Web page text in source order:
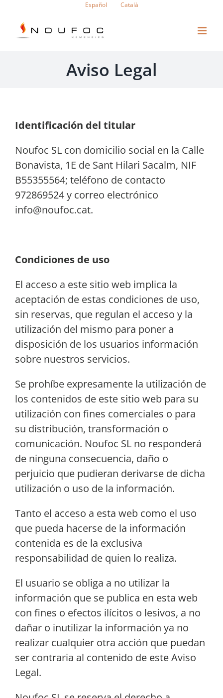
contenido
Español Català
Aviso Legal
Identificación del titular
Noufoc SL con domicilio social en la Calle
Bonavista, 1E de Sant Hilari Sacalm, NIF
B55355564; teléfono de contacto
972869524 y correo electrónico
info@noufoc.cat.
Condiciones de uso
El acceso a este sitio web implica la
aceptación de estas condiciones de uso,
sin reservas, que regulan el acceso y la
utilización del mismo para poner a
disposición de los usuarios información
sobre nuestros servicios.
Se prohíbe expresamente la utilización de
los contenidos de este sitio web para su
utilización con fines comerciales o para
su distribución, transformación o
comunicación. Noufoc SL no responderá
de ninguna consecuencia, daño o
perjuicio que pudieran derivarse de dicha
utilización o uso de la información.
Tanto el acceso a esta web como el uso
que pueda hacerse de la información
contenida es de la exclusiva
responsabilidad de quien lo realiza.
El usuario se obliga a no utilizar la
información que se publica en esta web
con fines o efectos ilícitos o lesivos, a no
dañar o inutilizar la información ya no
realizar cualquier otra acción que puedan
ser contraria al contenido de este Aviso
Legal.